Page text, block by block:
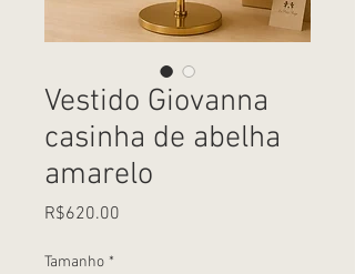
Vestido Giovanna
casinha de abelha
amarelo
R$620.00
Tamanho *